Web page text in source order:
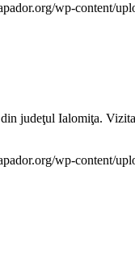
wp-content/
judeţul Ialomiţa.
wp-content/